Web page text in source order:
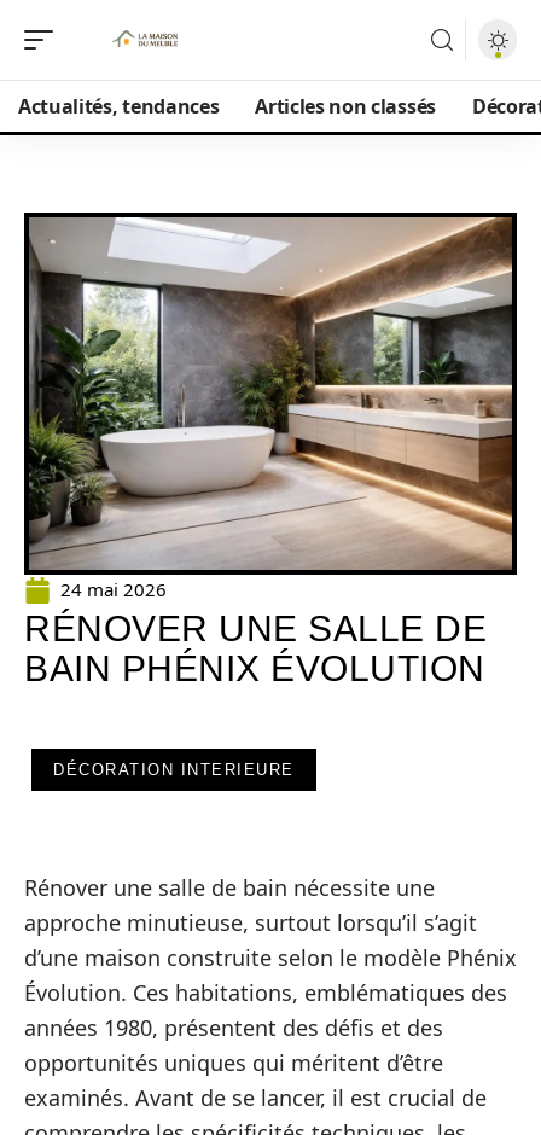
Actualités, tendances Articles non classés
24 mai 2026
RÉNOVER UNE SALLE DE
BAIN PHÉNIX ÉVOLUTION
DÉCORATION INTERIEURE
Rénover une salle de bain nécessite une
approche minutieuse, surtout lorsqu’il s’agit
d’une maison construite selon le modèle Phénix
Évolution. Ces habitations, emblématiques des
années 1980, présentent des défis et des
opportunités uniques qui méritent d’être
examinés. Avant de se lancer, il est crucial de